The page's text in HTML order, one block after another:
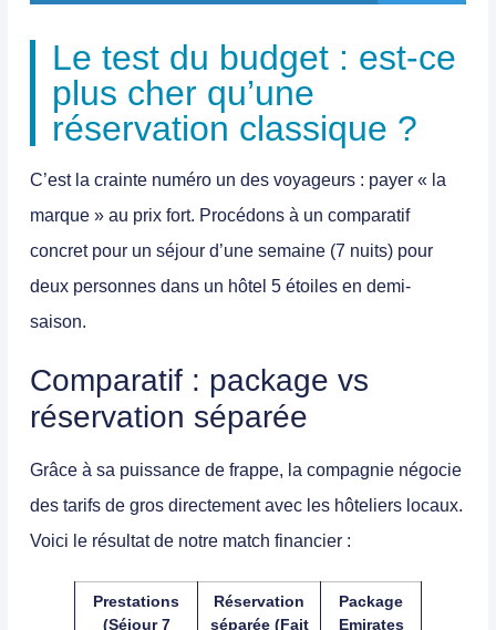
Le test du budget : est-ce
plus cher qu’une
réservation classique ?
C’est la crainte numéro un des voyageurs : payer « la
marque » au prix fort. Procédons à un comparatif
concret pour un séjour d’une semaine (7 nuits) pour
deux personnes dans un hôtel 5 étoiles en demi-
saison.
Comparatif : package vs
réservation séparée
Grâce à sa puissance de frappe, la compagnie négocie
des tarifs de gros directement avec les hôteliers locaux.
Voici le résultat de notre match financier :
Prestations
(Séjour 7
Réservation
séparée (Fait
Package
Emirates